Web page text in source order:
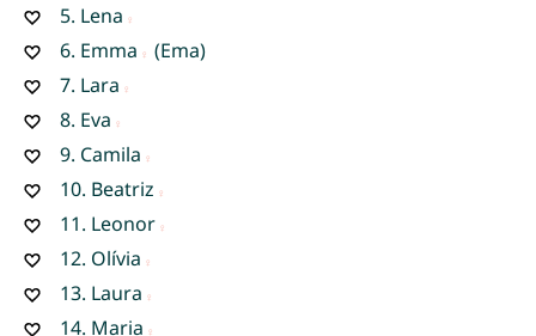
5. Lena
6. Emma
(Ema)
7. Lara
8. Eva
9. Camila
10. Beatriz
11. Leonor
12. Olívia
13. Laura
14. Maria